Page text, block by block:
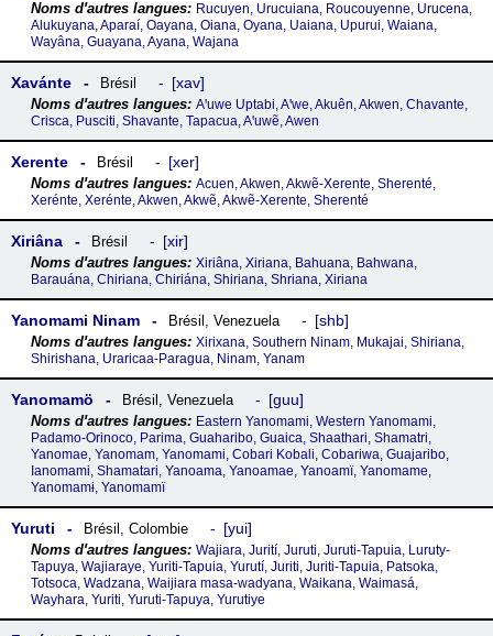
Rucuyen, Urucuiana, Roucouyenne, Urucena,
Alukuyana, Aparaí, Oayana, Oiana, Oyana, Uaiana, Upurui, Waiana,
Wayâna, Guayana, Ayana, Wajana
Xavánte Brésil xav
Aꞌuwe Uptabi, Aꞌwe, Akuên, Akwen, Chavante,
Crisca, Pusciti, Shavante, Tapacua, Aꞌuwẽ, Awen
Xerente Brésil xer
Acuen, Akwen, Akwẽ-Xerente, Sherenté,
Xerénte, Xerénte, Akwen, Akwẽ, Akwẽ-Xerente, Sherenté
Xiriâna Brésil xir
Xiriâna, Xiriana, Bahuana, Bahwana,
Barauána, Chiriana, Chiriána, Shiriana, Shriana, Xiriana
Yanomami Ninam Brésil , Venezuela shb
Xirixana, Southern Ninam, Mukajai, Shiriana,
Shirishana, Uraricaa-Paragua, Ninam, Yanam
Yanomamö Brésil , Venezuela guu
Eastern Yanomami, Western Yanomami,
Padamo-Orinoco, Parima, Guaharibo, Guaica, Shaathari, Shamatri,
Yanomae, Yanomam, Yanomami, Cobari Kobali, Cobariwa, Guajaribo,
Ianomami, Shamatari, Yanoama, Yanoamae, Yanoamï, Yanomame,
Yanomamɨ, Yanomamï
Yuruti Brésil , Colombie yui
Wajiara, Jurití, Juruti, Juruti-Tapuia, Luruty-
Tapuya, Wajiaraye, Yuriti-Tapuia, Yurutí, Juriti, Juriti-Tapuia, Patsoka,
Totsoca, Wadzana, Waijiara masa-wadyana, Waikana, Waimasá,
Wayhara, Yuriti, Yuruti-Tapuya, Yurutiye